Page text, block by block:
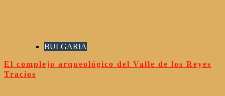
BULGARIA
El complejo arqueológico del Valle de los Reyes
Tracios